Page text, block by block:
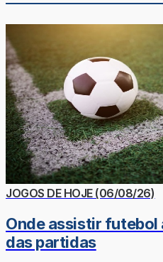
JOGOS DE HOJE (06/08/26)
Onde assistir futebol
das partidas